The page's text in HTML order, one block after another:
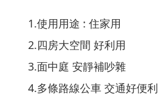
1.使用用途 : 住家用
2.四房大空間 好利用
3.面中庭 安靜補吵雜
4.多條路線公車 交通好便利